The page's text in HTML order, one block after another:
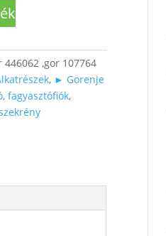
,gor 107764
, ► Gorenje
,fagyasztófiók,